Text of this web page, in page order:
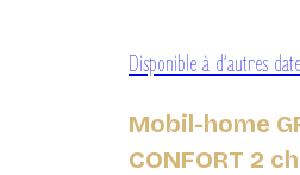
Disponible à d’autres
Mobil-home
CONFORT 2